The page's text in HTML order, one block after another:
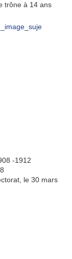
trône à 14 ans
-1912
le 30 mars